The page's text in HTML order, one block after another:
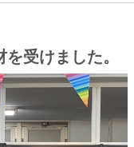
受けました。